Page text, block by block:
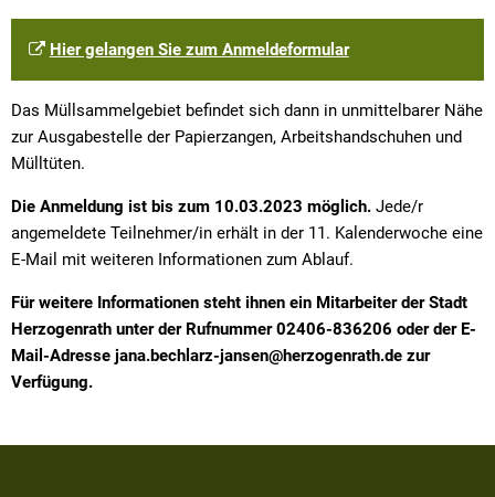
Hier gelangen Sie zum Anmeldeformular
Das Müllsammelgebiet befindet sich dann in unmittelbarer Nähe
zur Ausgabestelle der Papierzangen, Arbeitshandschuhen und
Mülltüten.
Die Anmeldung ist bis zum 10.03.2023 möglich. Jede/r
angemeldete Teilnehmer/in erhält in der 11. Kalenderwoche eine
E-Mail mit weiteren Informationen zum Ablauf.
Für weitere Informationen steht ihnen ein Mitarbeiter der Stadt
Herzogenrath unter der Rufnummer 02406-836206 oder der E-
Mail-Adresse jana.bechlarz-jansen@herzogenrath.de zur
Verfügung.